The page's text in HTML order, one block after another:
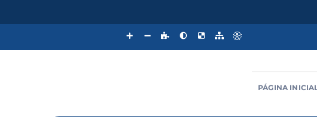
PÁGINA